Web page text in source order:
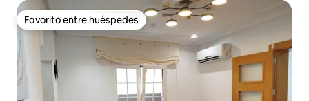
Favorito entre huéspedes
Favorito entre huéspedes